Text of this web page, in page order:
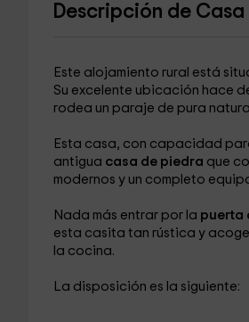
Descripción de
Este alojamiento rural está
Su excelente ubicación hace
rodea un paraje de pura
Esta casa, con capacidad
antigua casa de piedra que
modernos y un completo
Nada más entrar por la puerta
esta casita tan rústica y
la cocina.
La disposición es la siguiente: